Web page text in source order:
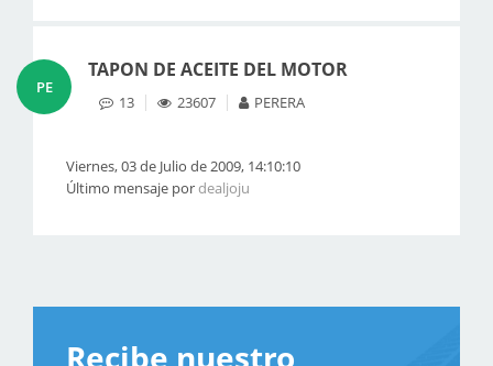
PE
TAPON DE ACEITE DEL MOTOR
13 23607 PERERA
Viernes, 03 de Julio de 2009, 14:10:10
Último mensaje pordealjoju
Recibe nuestro